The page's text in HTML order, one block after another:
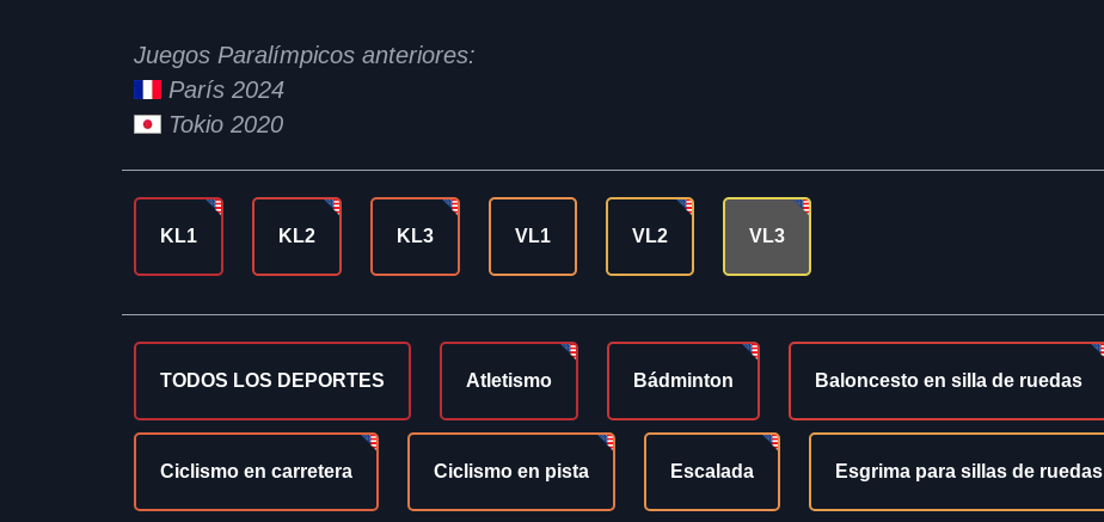
Juegos Paralímpicos anteriores:
París 2024
Tokio 2020
KL1 KL2 KL3 VL1 VL2 VL3
TODOS LOS DEPORTES Atletismo Bádminton Baloncesto en silla de ruedas
Ciclismo en carretera Ciclismo en pista Escalada Esgrima para sillas de ruedas